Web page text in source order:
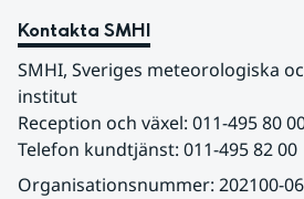
Kontakta SMHI
SMHI, Sveriges meteorologiska
institut
Reception och växel: 011-495 80
Telefon kundtjänst: 011-495 82 00
Organisationsnummer: 202100-